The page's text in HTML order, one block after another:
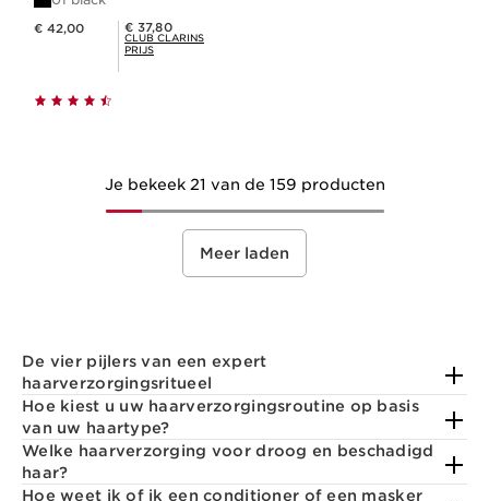
€ 42,00 Club Clarins Prijs € 37,80
€ 37,80
CLUB CLARINS
PRIJS
Je bekeek 21 van de 159 producten
Meer laden
De vier pijlers van een expert
haarverzorgingsritueel
Hoe kiest u uw haarverzorgingsroutine op basis
van uw haartype?
Welke haarverzorging voor droog en beschadigd
haar?
Hoe weet ik of ik een conditioner of een masker